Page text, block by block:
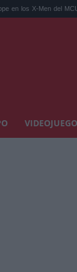
del MCU y Hea...